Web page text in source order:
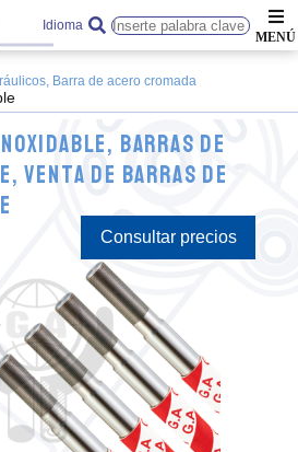
Idioma
Barra de acero cromada
barras de
venta de barras de
Consultar precios